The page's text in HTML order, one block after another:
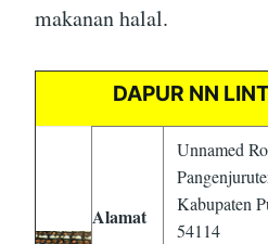
makanan halal.
DAPUR NN
Alamat
Unnamed
Kabupaten
54114